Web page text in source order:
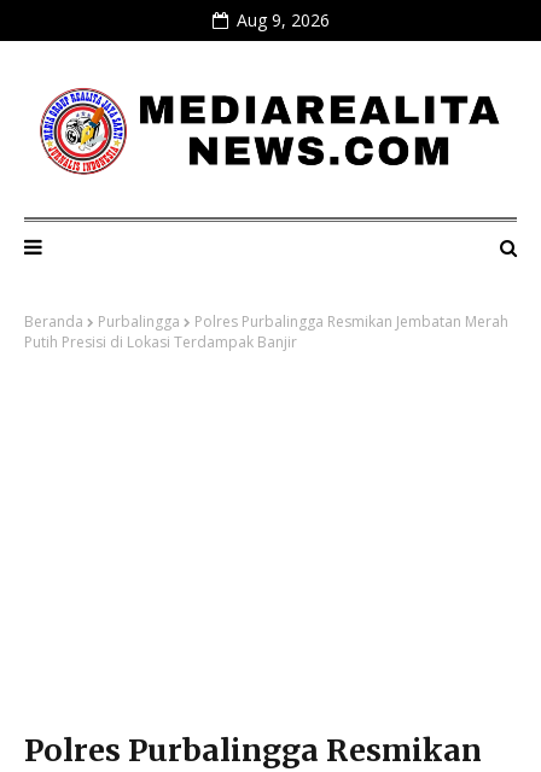
Aug 9, 2026
Beranda Purbalingga
Polres Purbalingga Resmikan Jembatan Merah
Putih Presisi di Lokasi Terdampak Banjir
Polres Purbalingga Resmikan